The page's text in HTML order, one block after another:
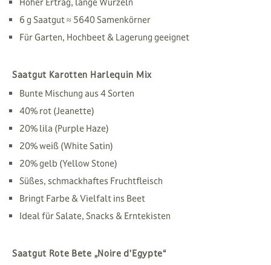
6 g Saatgut ≈ 5640 Samenkörner
Für Garten, Hochbeet & Lagerung geeignet
Saatgut Karotten Harlequin Mix
Bunte Mischung aus 4 Sorten
40% rot (Jeanette)
20% lila (Purple Haze)
20% weiß (White Satin)
20% gelb (Yellow Stone)
Süßes, schmackhaftes Fruchtfleisch
Bringt Farbe & Vielfalt ins Beet
Ideal für Salate, Snacks & Erntekisten
Saatgut Rote Bete „Noire d’Egypte“